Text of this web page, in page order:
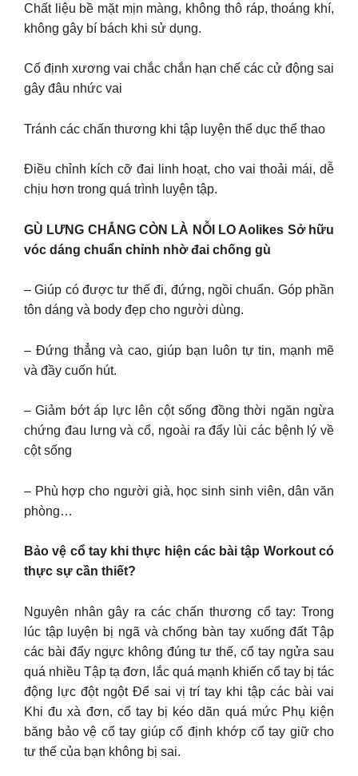
Chất liệu bề mặt mịn màng, không thô ráp, thoáng khí,
không gây bí bách khi sử dụng.
Cố định xương vai chắc chắn hạn chế các cử động sai
gây đâu nhức vai
Tránh các chấn thương khi tập luyện thể dục thể thao
Điều chỉnh kích cỡ đai linh hoạt, cho vai thoải mái, dễ
chịu hơn trong quá trình luyện tập.
GÙ LƯNG CHẲNG CÒN LÀ NỖI LO Aolikes Sở hữu
vóc dáng chuẩn chỉnh nhờ đai chống gù
– Giúp có được tư thế đi, đứng, ngồi chuẩn. Góp phần
tôn dáng và body đẹp cho người dùng.
– Đứng thẳng và cao, giúp bạn luôn tự tin, mạnh mẽ
và đầy cuốn hút.
– Giảm bớt áp lực lên cột sống đồng thời ngăn ngừa
chứng đau lưng và cổ, ngoài ra đẩy lùi các bệnh lý về
cột sống
– Phù hợp cho người già, học sinh sinh viên, dân văn
phòng…
Bảo vệ cổ tay khi thực hiện các bài tập Workout có
thực sự cần thiết?
Nguyên nhân gây ra các chấn thương cổ tay: Trong
lúc tập luyện bị ngã và chống bàn tay xuống đất Tập
các bài đẩy ngực không đúng tư thế, cổ tay ngửa sau
quá nhiều Tập tạ đơn, lắc quá mạnh khiến cổ tay bị tác
động lực đột ngột Để sai vị trí tay khi tập các bài vai
Khi đu xà đơn, cổ tay bị kéo dãn quá mức Phụ kiện
băng bảo vệ cổ tay giúp cố định khớp cổ tay giữ cho
tư thế của bạn không bị sai.